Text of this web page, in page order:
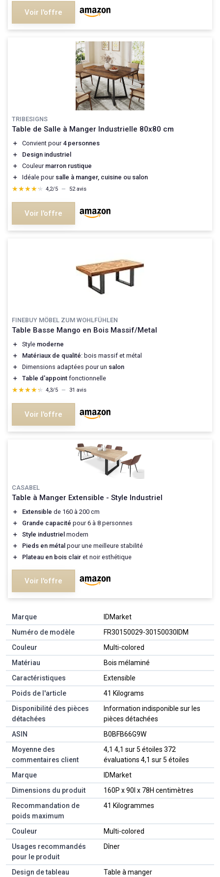
Voir l'offre
TRIBESIGNS
Table de Salle à Manger Industrielle 80x80 cm
＋ Convient pour 4 personnes
＋
Design industriel
＋
Couleur marron rustique
＋
Idéale pour salle à manger, cuisine ou salon
★★★★★
★★★★★ 4,2/5 — 52 avis
Voir l'offre
FINEBUY MÖBEL ZUM WOHLFÜHLEN
Table Basse Mango en Bois Massif/Metal
＋ Style moderne
＋
Matériaux de qualité: bois massif et métal
＋
Dimensions adaptées pour un salon
＋
Table d'appoint fonctionnelle
★★★★★
★★★★★ 4,3/5 — 31 avis
Voir l'offre
CASABEL
Table à Manger Extensible - Style Industriel
＋ Extensible de 160 à 200 cm
＋
Grande capacité pour 6 à 8 personnes
＋
Style industriel modern
＋
Pieds en métal pour une meilleure stabilité
＋
Plateau en bois clair et noir esthétique
Voir l'offre
Marque
‎IDMarket
Numéro de modèle
‎FR30150029-30150030IDM
Couleur
‎Multi-colored
Matériau
‎Bois mélaminé
Caractéristiques
‎Extensible
Poids de l'article
‎41 Kilograms
Disponibilité des pièces
détachées
‎Information indisponible sur les
pièces détachées
ASIN
B0BFB66G9W
Moyenne des
commentaires client
4,1 4,1 sur 5 étoiles 372
évaluations 4,1 sur 5 étoiles
Marque
IDMarket
Dimensions du produit
160P x 90l x 78H centimètres
Recommandation de
poids maximum
41 Kilogrammes
Couleur
Multi-colored
Usages recommandés
pour le produit
Dîner
Design de tableau
Table à manger